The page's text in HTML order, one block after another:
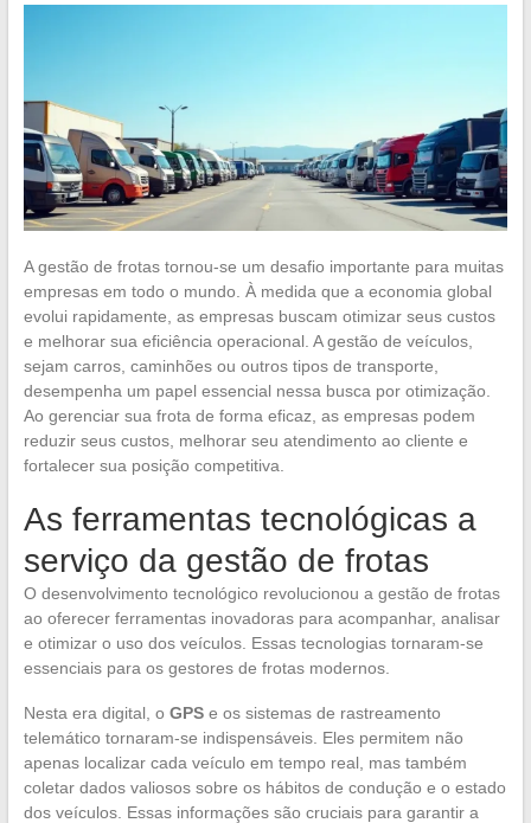
A gestão de frotas tornou-se um desafio importante para muitas
empresas em todo o mundo. À medida que a economia global
evolui rapidamente, as empresas buscam otimizar seus custos
e melhorar sua eficiência operacional. A gestão de veículos,
sejam carros, caminhões ou outros tipos de transporte,
desempenha um papel essencial nessa busca por otimização.
Ao gerenciar sua frota de forma eficaz, as empresas podem
reduzir seus custos, melhorar seu atendimento ao cliente e
fortalecer sua posição competitiva.
As ferramentas tecnológicas a
serviço da gestão de frotas
O desenvolvimento tecnológico revolucionou a gestão de frotas
ao oferecer ferramentas inovadoras para acompanhar, analisar
e otimizar o uso dos veículos. Essas tecnologias tornaram-se
essenciais para os gestores de frotas modernos.
Nesta era digital, o GPSe os sistemas de rastreamento
telemático tornaram-se indispensáveis. Eles permitem não
apenas localizar cada veículo em tempo real, mas também
coletar dados valiosos sobre os hábitos de condução e o estado
dos veículos. Essas informações são cruciais para garantir a